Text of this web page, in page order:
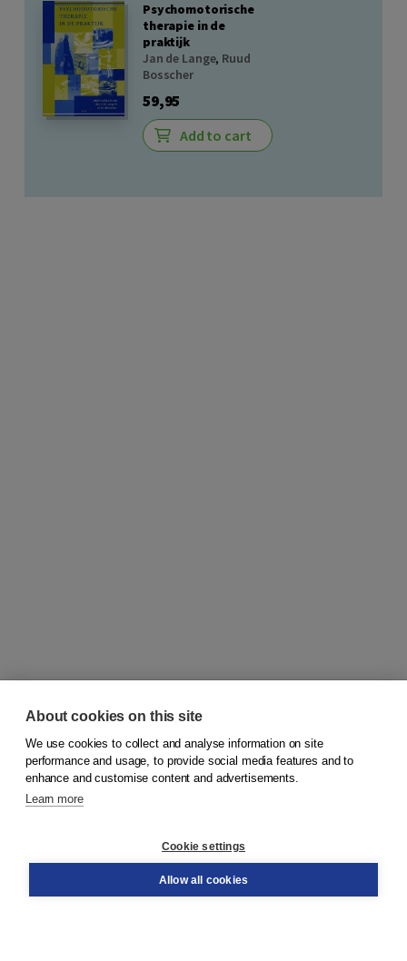
Psychomotorische
therapie in de
praktijk
Jan de Lange, Ruud
Bosscher
59,95
Add to cart
© 2026Koninklijke Boom uitgevers
Order
About cookies on this site
We use cookies to collect and analyse information on site
performance and usage, to provide social media features and to
enhance and customise content and advertisements.
Learn more
Cookie settings
Allow all cookies